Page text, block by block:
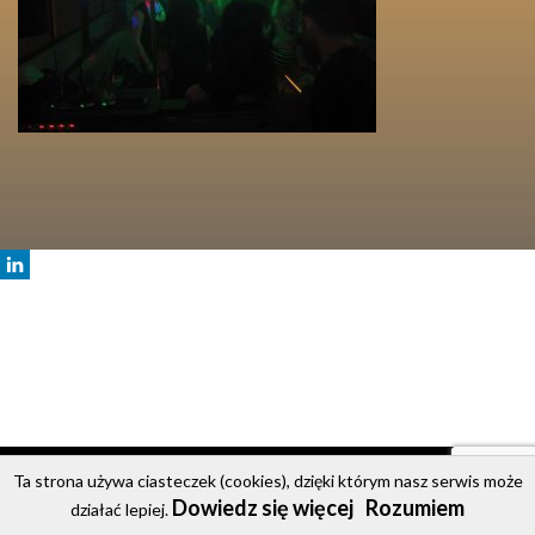
© 2020 Party Bus
Strona główna
Oferta Cennik Galeria Kontakt
Ta strona używa ciasteczek (cookies), dzięki którym nasz serwis może
działać lepiej. Dowiedz się więcej Rozumiem